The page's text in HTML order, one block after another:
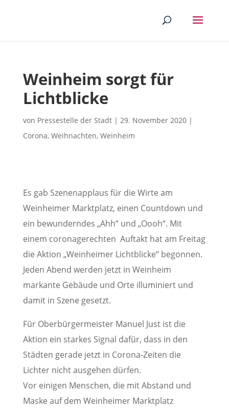
Weinheim sorgt für
Lichtblicke
von Pressestelle der Stadt| 29. November 2020|
Corona, Weihnachten, Weinheim
Es gab Szenenapplaus für die Wirte am
Weinheimer Marktplatz, einen Countdown und
ein bewunderndes „Ahh“ und „Oooh“. Mit
einem coronagerechten Auftakt hat am Freitag
die Aktion „Weinheimer Lichtblicke“ begonnen.
Jeden Abend werden jetzt in Weinheim
markante Gebäude und Orte illuminiert und
damit in Szene gesetzt.
Für Oberbürgermeister Manuel Just ist die
Aktion ein starkes Signal dafür, dass in den
Städten gerade jetzt in Corona-Zeiten die
Lichter nicht ausgehen dürfen.
Vor einigen Menschen, die mit Abstand und
Maske auf dem Weinheimer Marktplatz